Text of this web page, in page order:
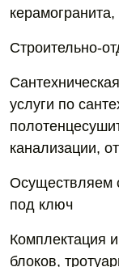
керамогранита,
Строительно-
услуги по
канализации,
Осуществляем
под ключ
Комплектация
блоков,